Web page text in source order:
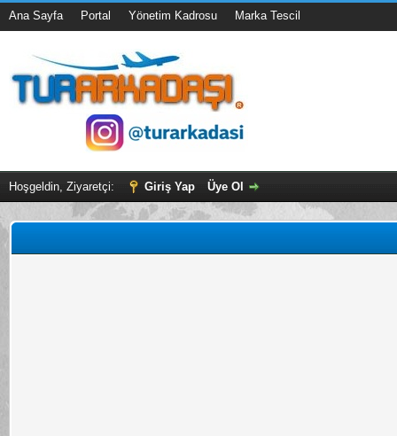
Ana Sayfa Portal Yönetim Kadrosu Marka Tescil
Hoşgeldin, Ziyaretçi: Giriş Yap Üye Ol